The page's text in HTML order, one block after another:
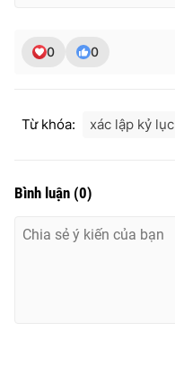
0 0
Từ khóa: xác lập kỷ lục
Bình luận (0)